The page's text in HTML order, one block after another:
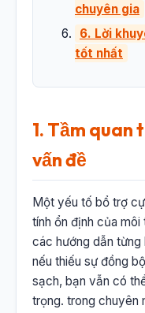
chuyên gia
6. Lời
tốt nhất
1. Tầm quan
vấn đề
Một yếu tố bổ trợ
tính ổn định của môi
các hướng dẫn
nếu thiếu sự đồng
sạch, bạn vẫn có
trọng. trong chuyên